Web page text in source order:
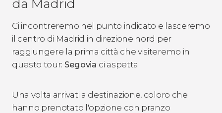
da Madrid
Ci incontreremo nel punto indicato e lasceremo
il centro di Madrid in direzione nord per
raggiungere la prima città che visiteremo in
questo tour: Segovia ci aspetta!
Una volta arrivati a destinazione, coloro che
hanno prenotato l'opzione con pranzo